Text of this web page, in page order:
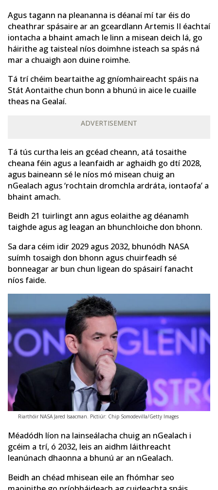
Agus tagann na pleananna is déanaí mí tar éis do
cheathrar spásaire ar an gceardlann Artemis II éachtaí
iontacha a bhaint amach le linn a misean deich lá, go
háirithe ag taisteal níos doimhne isteach sa spás ná
mar a chuaigh aon duine roimhe.
Tá trí chéim beartaithe ag gníomhaireacht spáis na
Stát Aontaithe chun bonn a bhunú in aice le cuaille
theas na Gealaí.
ADVERTISEMENT
Tá tús curtha leis an gcéad cheann, atá tosaithe
cheana féin agus a leanfaidh ar aghaidh go dtí 2028,
agus baineann sé le níos mó misean chuig an
nGealach agus ‘rochtain dromchla ardráta, iontaofa’ a
bhaint amach.
Beidh 21 tuirlingt ann agus eolaithe ag déanamh
taighde agus ag leagan an bhunchloiche don bhonn.
Sa dara céim idir 2029 agus 2032, bhunódh NASA
suímh tosaigh don bhonn agus chuirfeadh sé
bonneagar ar bun chun ligean do spásairí fanacht
níos faide.
Riarthóir NASA Jared Isaacman. Pictiúr: Chip Somodevilla/Getty Images
Méadódh líon na lainseálacha chuig an nGealach i
gcéim a trí, ó 2032, leis an aidhm láithreacht
leanúnach dhaonna a bhunú ar an nGealach.
Beidh an chéad mhisean eile an fhómhar seo